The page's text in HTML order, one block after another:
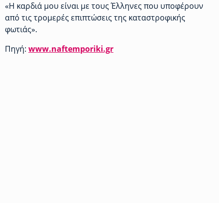
«Η καρδιά μου είναι με τους Έλληνες που υποφέρουν
από τις τρομερές επιπτώσεις της καταστροφικής
φωτιάς».
Πηγή: www.naftemporiki.gr